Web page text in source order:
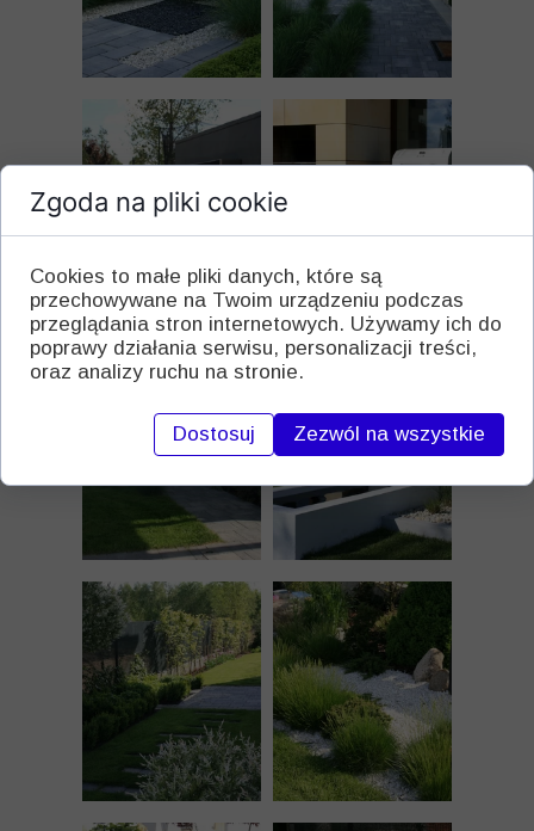
Zgoda na pliki cookie
Cookies to małe pliki danych, które są
przechowywane na Twoim urządzeniu podczas
przeglądania stron internetowych. Używamy ich do
poprawy działania serwisu, personalizacji treści,
oraz analizy ruchu na stronie.
Dostosuj Zezwól na wszystkie